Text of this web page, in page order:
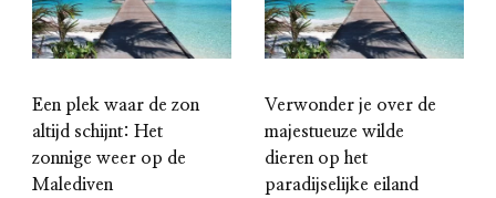
Een plek waar de zon
altijd schijnt: Het
zonnige weer op de
Malediven
Verwonder je over de
majestueuze wilde
dieren op het
paradijselijke eiland